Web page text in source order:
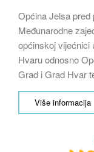
Općina Jelsa pred
Međunarodne
općinskoj vijećnici
Hvaru odnosno
Grad i Grad Hvar
Više informacija